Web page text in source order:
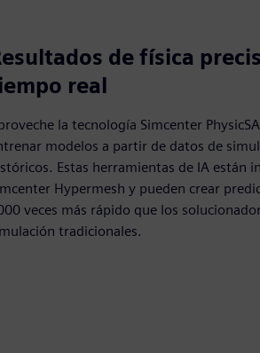
de física
real
la tecnología Simcenter
modelos a partir de datos de
Estas herramientas de IA están
Hypermesh y pueden crear
veces más rápido que los
tradicionales.